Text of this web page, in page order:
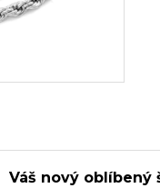
Váš nový oblíbený